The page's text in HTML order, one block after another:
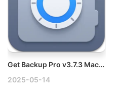
Get Backup Pro v3.7.3 Mac数据备份和同步工具破解版
2025-05-14